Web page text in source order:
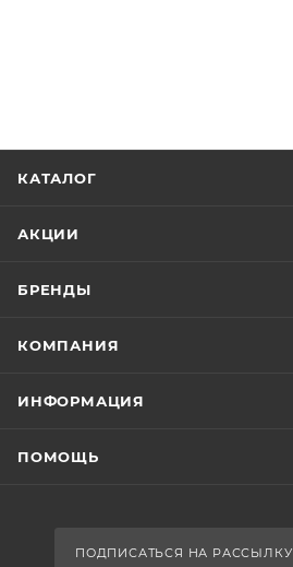
КАТАЛОГ
АКЦИИ
БРЕНДЫ
КОМПАНИЯ
ИНФОРМАЦИЯ
ПОМОЩЬ
ПОДПИСАТЬСЯ НА РАССЫЛКУ